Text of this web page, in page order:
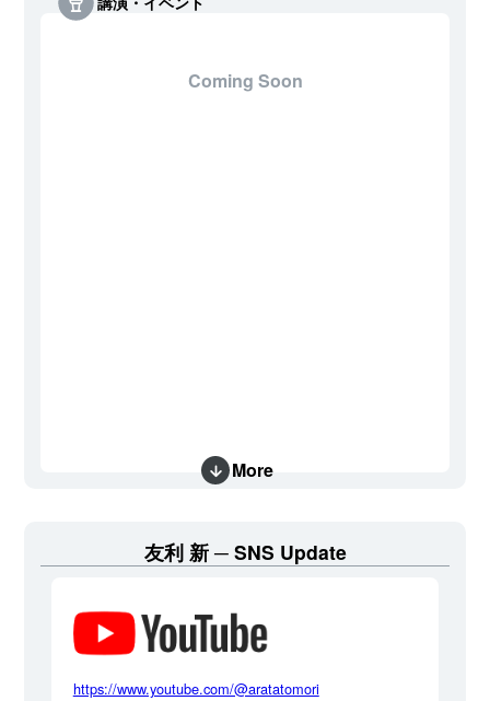
Coming Soon
More
友利 新 SNS Update
https://www.youtube.com/@aratatomori